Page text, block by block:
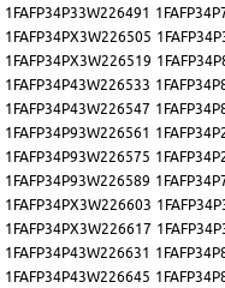
1FAFP34P33W226491
1FAFP34PX3W226505
1FAFP34PX3W226519
1FAFP34P43W226533
1FAFP34P43W226547
1FAFP34P93W226561
1FAFP34P93W226575
1FAFP34P93W226589
1FAFP34PX3W226603
1FAFP34PX3W226617
1FAFP34P43W226631
1FAFP34P43W226645